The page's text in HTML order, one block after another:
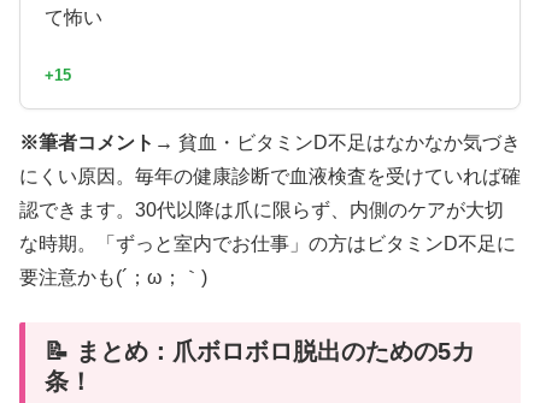
て怖い
+15
※筆者コメント→ 貧血・ビタミンD不足はなかなか気づき
にくい原因。毎年の健康診断で血液検査を受けていれば確
認できます。30代以降は爪に限らず、内側のケアが大切
な時期。「ずっと室内でお仕事」の方はビタミンD不足に
要注意かも(´；ω；｀)
📝 まとめ：爪ボロボロ脱出のための5カ
条！